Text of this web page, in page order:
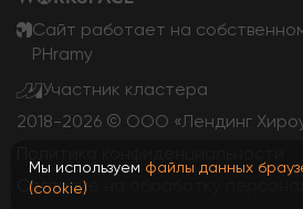
Сайт работает на
PHramy
Участник кластера
2018-2026 © ООО «Лендинг
Согласие на обработку
Мы используем файлы данных
(cookie)